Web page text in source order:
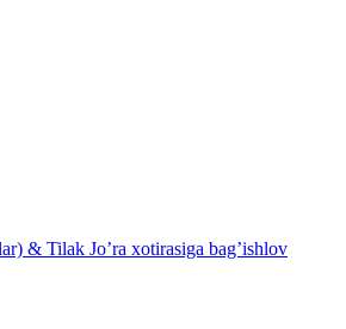
& Tilak Jo’ra xotirasiga bag’ishlov